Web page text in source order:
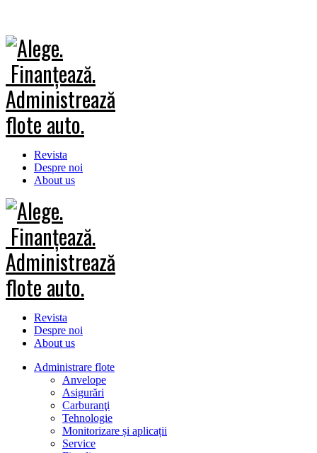
Revista
Despre noi
About us
Revista
Despre noi
About us
Administrare flote
Anvelope
Asigurări
Carburanţi
Tehnologie
Monitorizare și aplicații
Service